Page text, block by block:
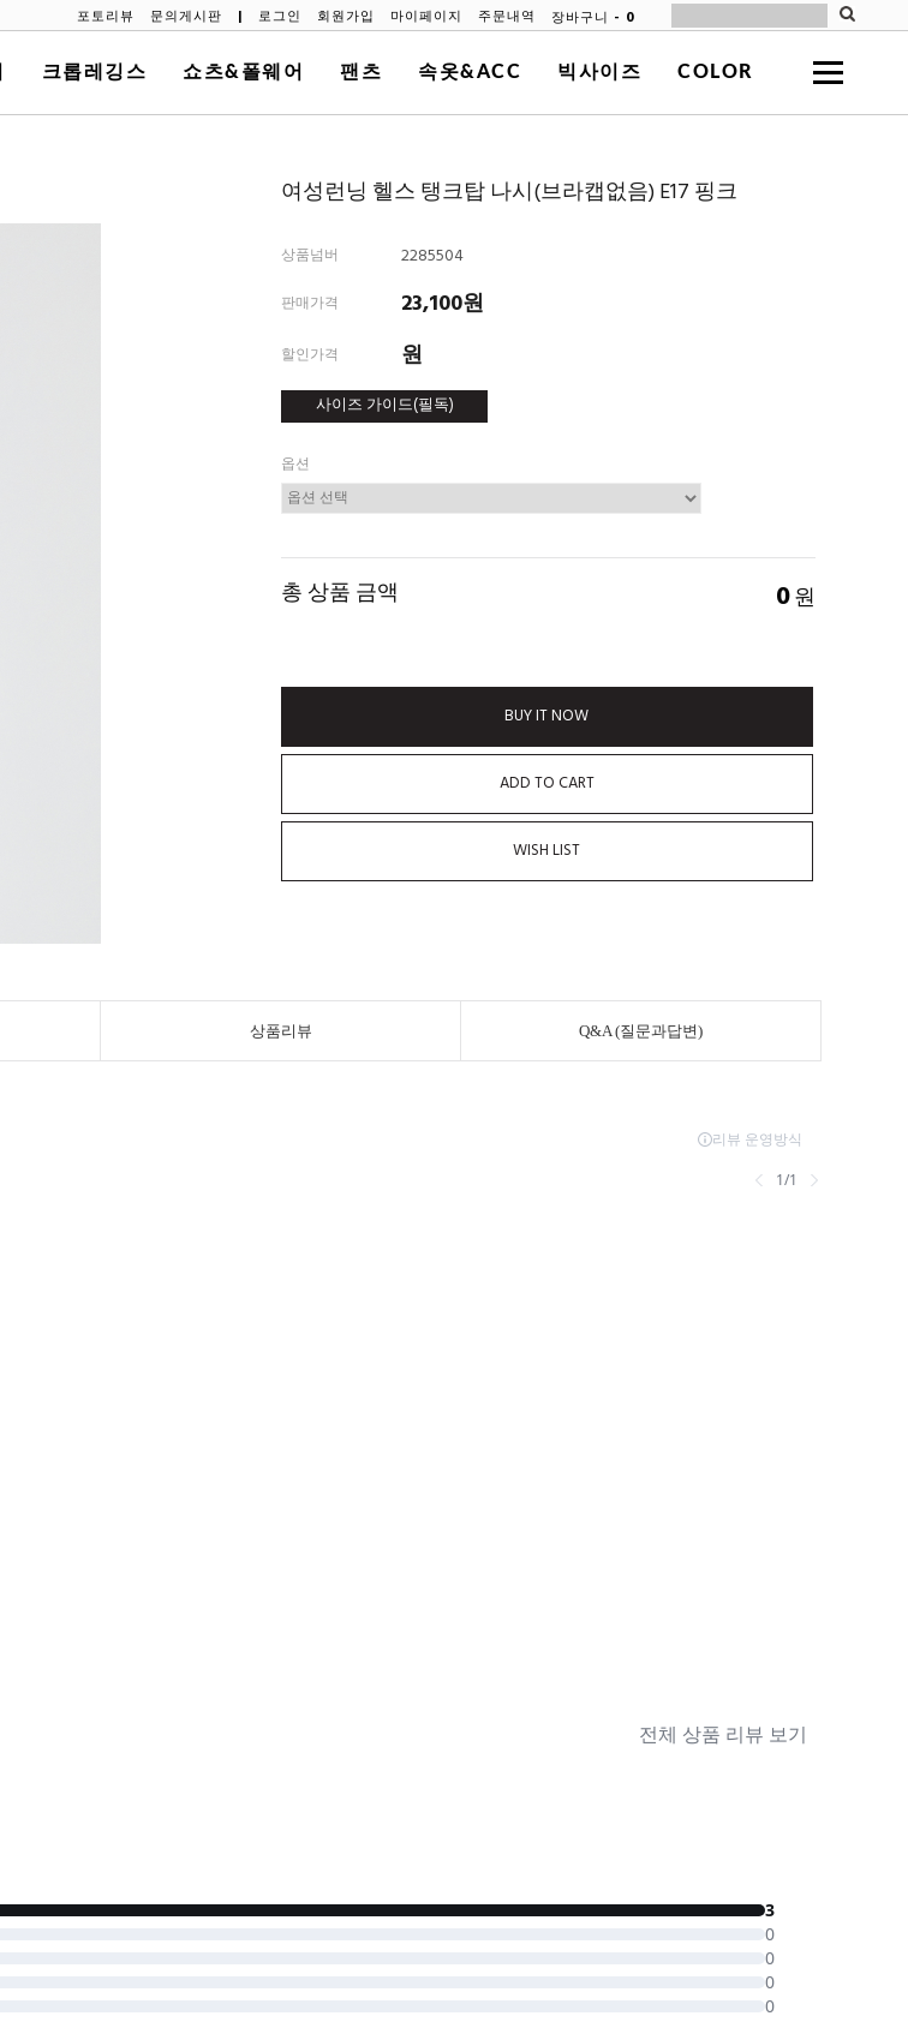
포토리뷰 문의게시판 | 로그인 회원가입 마이페이지 주문내역 장바구니 - 0
크롭레깅스 쇼츠&폴웨어 팬츠 속옷&ACC 빅사이즈 COLOR
여성런닝 헬스 탱크탑 나시(브라캡없음) E17 핑크
상품넘버 2285504
판매가격 23,100원
할인가격 원
사이즈 가이드(필독)
옵션
총 상품 금액 0원
BUY IT NOW
ADD TO CART
WISH LIST
상품리뷰 Q&A (질문과답변)